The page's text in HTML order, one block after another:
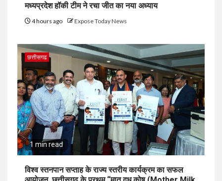
मध्यप्रदेश हॉकी टीम ने रचा जीत का नया अध्याय
4 hours ago Expose Today News
छत्तीसगढ
1 min read
विश्व स्तनपान सप्ताह के राज्य स्तरीय कार्यक्रम का सफल